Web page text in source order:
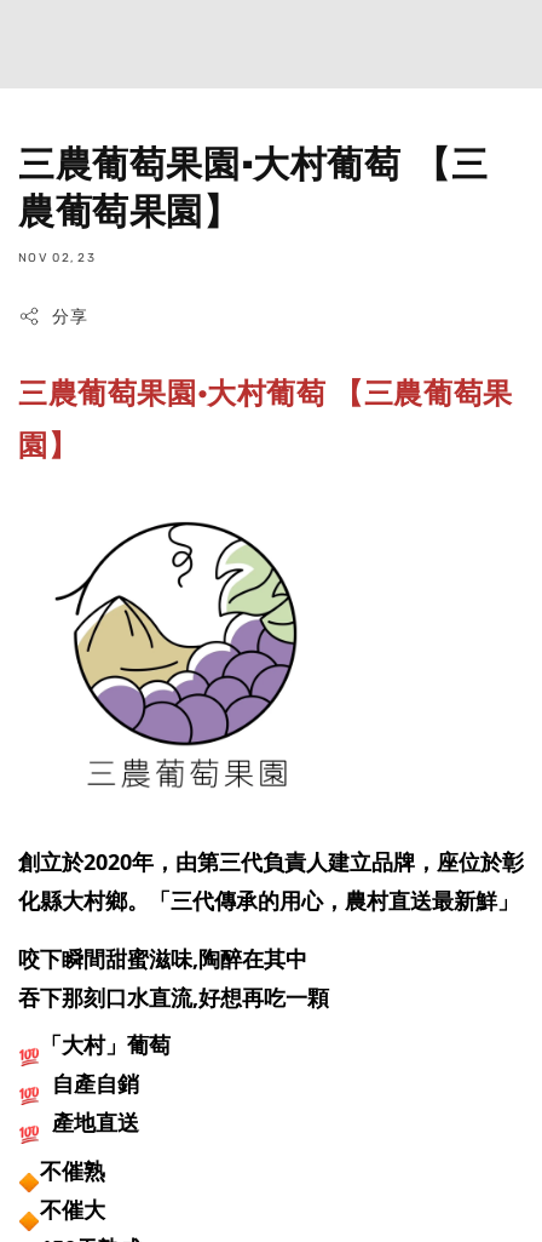
三農葡萄果園·大村葡萄 【三
農葡萄果園】
NOV 02, 23
分享
三農葡萄果園·大村葡萄 【三農葡萄果
園】
創立於2020年，由第三代負責人建立品牌，座位於彰
化縣大村鄉。「三代傳承的用心，農村直送最新鮮」
咬下瞬間甜蜜滋味,陶醉在其中
吞下那刻口水直流,好想再吃一顆
「大村」葡萄
自產自銷
產地直送
不催熟
不催大